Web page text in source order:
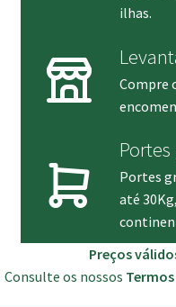
ilhas.
Compre
Portes
até
Preços
Consulte os nossos